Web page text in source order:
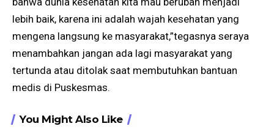
lebih baik, karena ini adalah wajah kesehatan yang
mengena langsung ke masyarakat,”tegasnya seraya
menambahkan jangan ada lagi masyarakat yang
tertunda atau ditolak saat membutuhkan bantuan
medis di Puskesmas.
You Might Also Like